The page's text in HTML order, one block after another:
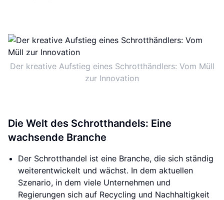
Der kreative Aufstieg eines Schrotthändlers: Vom Müll
zur Innovation
Die Welt des Schrotthandels: Eine
wachsende Branche
Der Schrotthandel ist eine Branche, die sich ständig
weiterentwickelt und wächst. In dem aktuellen
Szenario, in dem viele Unternehmen und
Regierungen sich auf Recycling und Nachhaltigkeit